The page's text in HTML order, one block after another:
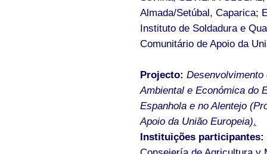
Almada/Setúbal, Caparica;
Instituto de Soldadura e
Comunitário de Apoio da
Projecto:
Ambiental e Económica do
Espanhola e no Alentejo
Apoio da União Europeia).
Instituições participantes: